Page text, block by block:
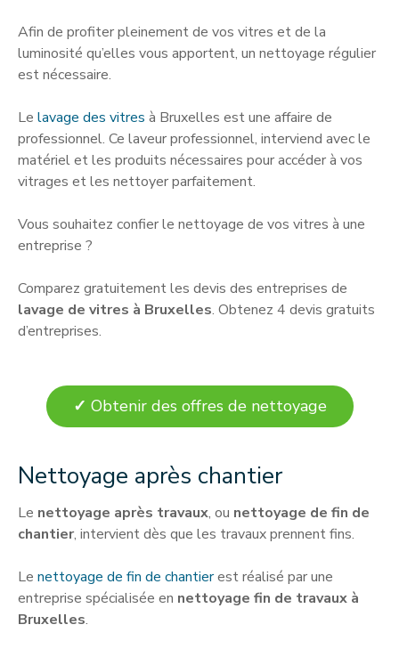
Afin de profiter pleinement de vos vitres et de la
luminosité qu’elles vous apportent, un nettoyage régulier
est nécessaire.
Le lavage des vitres à Bruxelles est une affaire de
professionnel. Ce laveur professionnel, interviend avec le
matériel et les produits nécessaires pour accéder à vos
vitrages et les nettoyer parfaitement.
Vous souhaitez confier le nettoyage de vos vitres à une
entreprise ?
Comparez gratuitement les devis des entreprises de
lavage de vitres à Bruxelles. Obtenez 4 devis gratuits
d’entreprises.
✓ Obtenir des offres de nettoyage
Nettoyage après chantier
Le nettoyage après travaux, ou nettoyage de fin de
chantier, intervient dès que les travaux prennent fins.
Le nettoyage de fin de chantierest réalisé par une
entreprise spécialisée en nettoyage fin de travaux à
Bruxelles.